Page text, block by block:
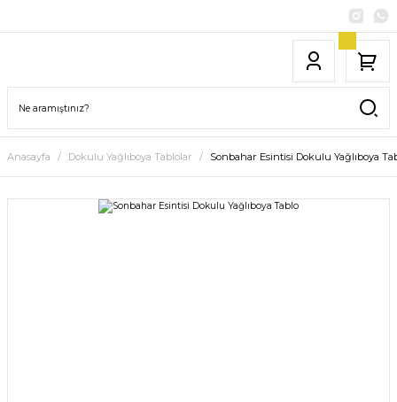
Anasayfa Dokulu Yağlıboya Tablolar Sonbahar Esintisi Dokulu Yağlıboya